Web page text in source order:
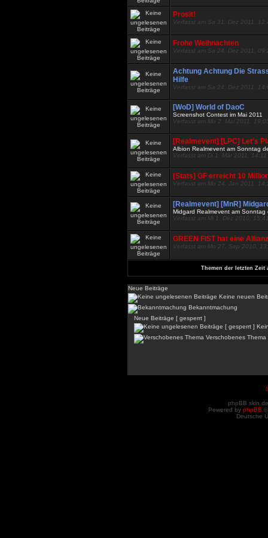
Prosit!
Verfasst am Sa 31. Dez 2011,
Frohe Weihnachten
Verfasst am Sa 24. Dez 2011,
Achtung Achtung Die
Hilfe
Verfasst am Sa 24. Dez 2011,
[WoD] World of DaoC
Screenshot Contest im Mai 2011
Verfasst am Mo 2. Mai 2011,
[Realmevent] [LPC] Let’s
Albion Realmevent am Sonntag
Verfasst am Di 1. Mär 2011, 14:11
[Stats] GF erreicht 10
Verfasst am Mo 24. Jan 2011,
[Realmevent] [MnR]
Midgard Realmevent am
Verfasst am Mi 1. Dez 2010,
GREEN FIST hat eine Allianz
Verfasst am Mo 27. Sep 2010,
Themen der letzten Zeit
Neue Beiträge
Keine neuen
Bekanntmachung
Neue Beiträge [ gesperrt ]
Verschobenes Thema
phpBB skin
Powered by phpBB
Deutsche